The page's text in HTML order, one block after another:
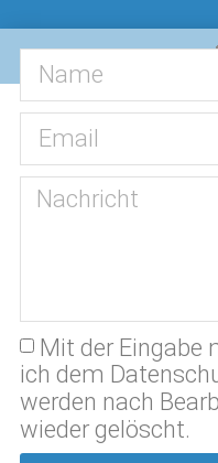
Mit der Eingabe
ich dem
werden nach
wieder gelöscht.